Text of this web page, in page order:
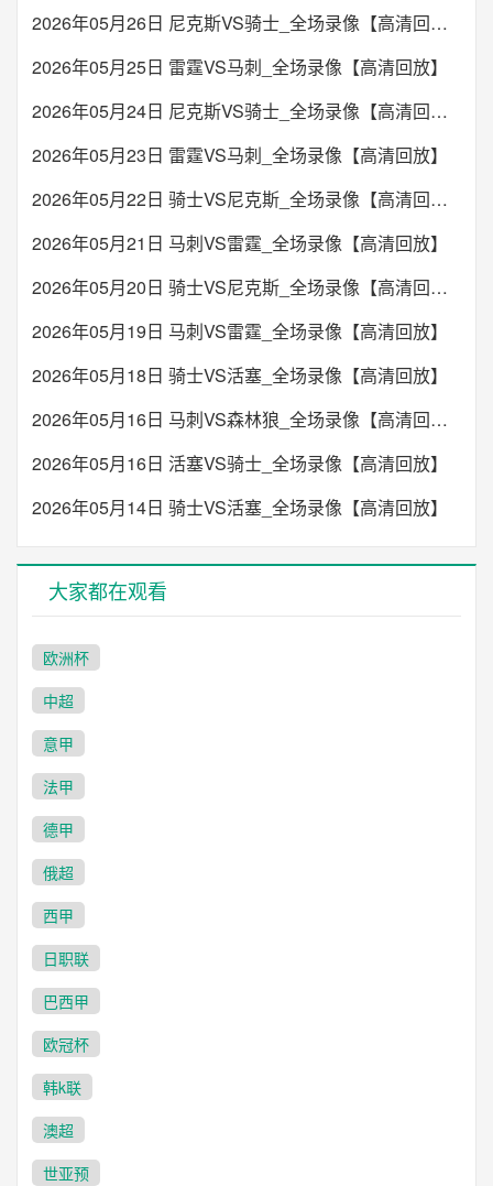
2026年05月26日 尼克斯VS骑士_全场录像【高清回放】
2026年05月25日 雷霆VS马刺_全场录像【高清回放】
2026年05月24日 尼克斯VS骑士_全场录像【高清回放】
2026年05月23日 雷霆VS马刺_全场录像【高清回放】
2026年05月22日 骑士VS尼克斯_全场录像【高清回放】
2026年05月21日 马刺VS雷霆_全场录像【高清回放】
2026年05月20日 骑士VS尼克斯_全场录像【高清回放】
2026年05月19日 马刺VS雷霆_全场录像【高清回放】
2026年05月18日 骑士VS活塞_全场录像【高清回放】
2026年05月16日 马刺VS森林狼_全场录像【高清回放】
2026年05月16日 活塞VS骑士_全场录像【高清回放】
2026年05月14日 骑士VS活塞_全场录像【高清回放】
大家都在观看
欧洲杯
中超
意甲
法甲
德甲
俄超
西甲
日职联
巴西甲
欧冠杯
韩k联
澳超
世亚预